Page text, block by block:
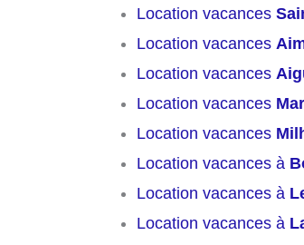
Location vacances
Location vacances
Location vacances
Location vacances
Location vacances
Location vacances à
Location vacances à
Location vacances à